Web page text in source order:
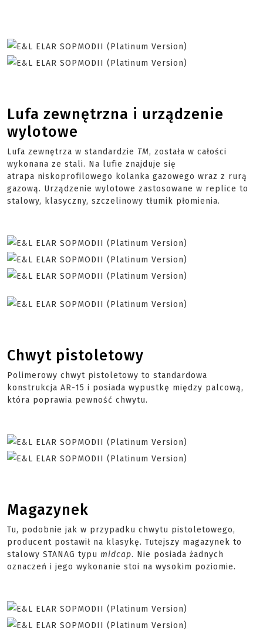
Lufa zewnętrzna i urządzenie
wylotowe
Lufa zewnętrza w standardzie TM, została w całości
wykonana ze stali. Na lufie znajduje się
atrapa niskoprofilowego kolanka gazowego wraz z rurą
gazową. Urządzenie wylotowe zastosowane w replice to
stalowy, klasyczny, szczelinowy tłumik płomienia.
Chwyt pistoletowy
Polimerowy chwyt pistoletowy to standardowa
konstrukcja AR-15 i posiada wypustkę między palcową,
która poprawia pewność chwytu.
Magazynek
Tu, podobnie jak w przypadku chwytu pistoletowego,
producent postawił na klasykę. Tutejszy magazynek to
stalowy STANAG typu midcap. Nie posiada żadnych
oznaczeń i jego wykonanie stoi na wysokim poziomie.